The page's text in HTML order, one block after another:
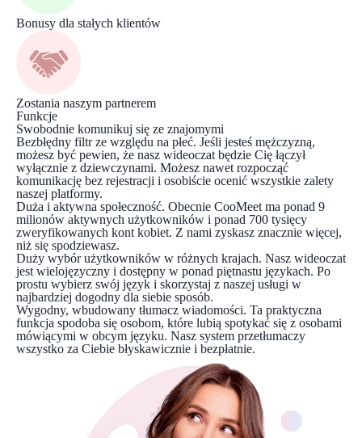
Bonusy dla stałych klientów
Zostania naszym partnerem
Funkcje
Swobodnie komunikuj się ze znajomymi
Bezbłędny filtr ze względu na płeć. Jeśli jesteś mężczyzną,
możesz być pewien, że nasz wideoczat będzie Cię łączył
wyłącznie z dziewczynami. Możesz nawet rozpocząć
komunikację bez rejestracji i osobiście ocenić wszystkie zalety
naszej platformy.
Duża i aktywna społeczność. Obecnie CooMeet ma ponad 9
milionów aktywnych użytkowników i ponad 700 tysięcy
zweryfikowanych kont kobiet. Z nami zyskasz znacznie więcej,
niż się spodziewasz.
Duży wybór użytkowników w różnych krajach. Nasz wideoczat
jest wielojęzyczny i dostępny w ponad piętnastu językach. Po
prostu wybierz swój język i skorzystaj z naszej usługi w
najbardziej dogodny dla siebie sposób.
Wygodny, wbudowany tłumacz wiadomości. Ta praktyczna
funkcja spodoba się osobom, które lubią spotykać się z osobami
mówiącymi w obcym języku. Nasz system przetłumaczy
wszystko za Ciebie błyskawicznie i bezpłatnie.